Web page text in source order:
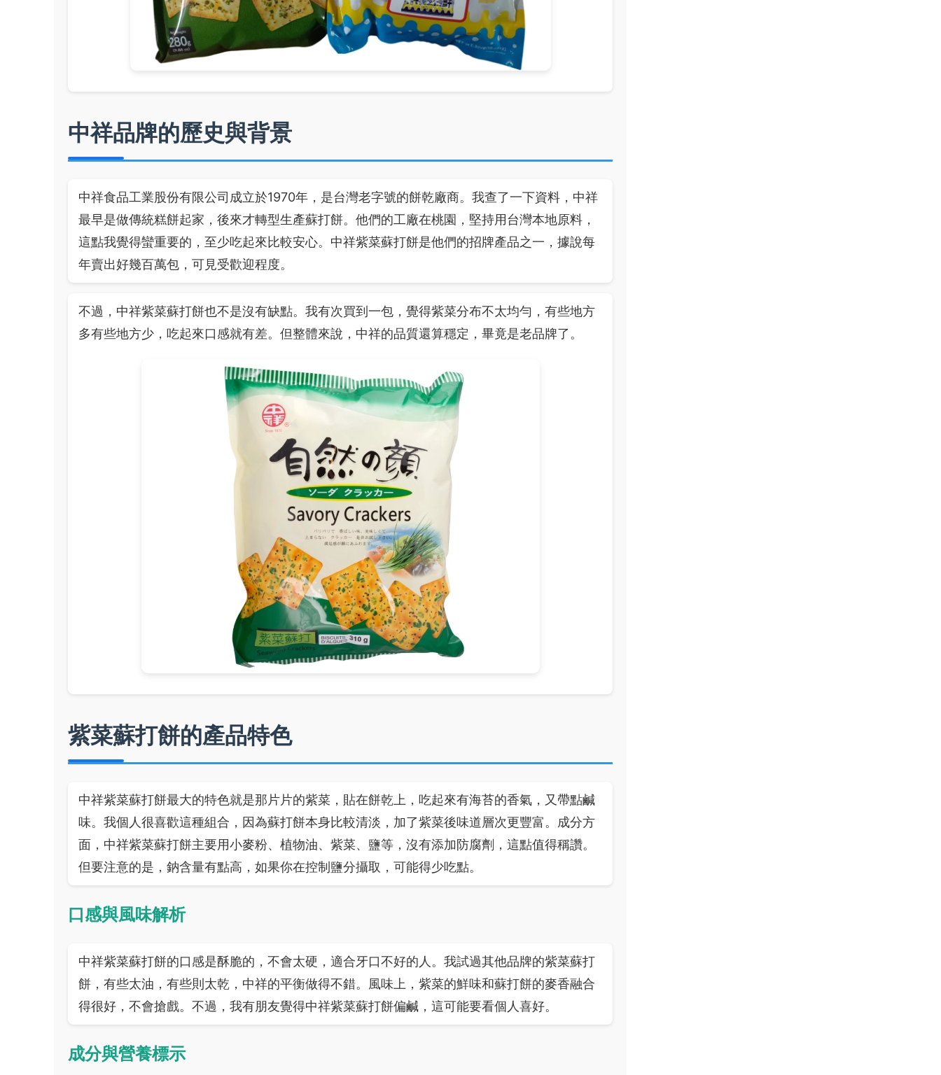
中祥品牌的歷史與背景
中祥食品工業股份有限公司成立於1970年，是台灣老字號的餅乾廠商。我查了一下資料，中祥
最早是做傳統糕餅起家，後來才轉型生產蘇打餅。他們的工廠在桃園，堅持用台灣本地原料，
這點我覺得蠻重要的，至少吃起來比較安心。中祥紫菜蘇打餅是他們的招牌產品之一，據說每
年賣出好幾百萬包，可見受歡迎程度。
不過，中祥紫菜蘇打餅也不是沒有缺點。我有次買到一包，覺得紫菜分布不太均勻，有些地方
多有些地方少，吃起來口感就有差。但整體來說，中祥的品質還算穩定，畢竟是老品牌了。
紫菜蘇打餅的產品特色
中祥紫菜蘇打餅最大的特色就是那片片的紫菜，貼在餅乾上，吃起來有海苔的香氣，又帶點鹹
味。我個人很喜歡這種組合，因為蘇打餅本身比較清淡，加了紫菜後味道層次更豐富。成分方
面，中祥紫菜蘇打餅主要用小麥粉、植物油、紫菜、鹽等，沒有添加防腐劑，這點值得稱讚。
但要注意的是，鈉含量有點高，如果你在控制鹽分攝取，可能得少吃點。
口感與風味解析
中祥紫菜蘇打餅的口感是酥脆的，不會太硬，適合牙口不好的人。我試過其他品牌的紫菜蘇打
餅，有些太油，有些則太乾，中祥的平衡做得不錯。風味上，紫菜的鮮味和蘇打餅的麥香融合
得很好，不會搶戲。不過，我有朋友覺得中祥紫菜蘇打餅偏鹹，這可能要看個人喜好。
成分與營養標示